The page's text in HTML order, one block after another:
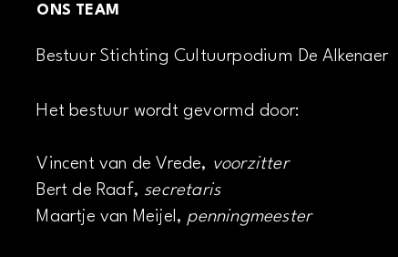
ONS TEAM
Bestuur Stichting Cultuurpodium De Alkenaer
Het bestuur wordt gevormd door:
Vincent van de Vrede, voorzitter
Bert de Raaf, secretaris
Maartje van Meijel, penningmeester